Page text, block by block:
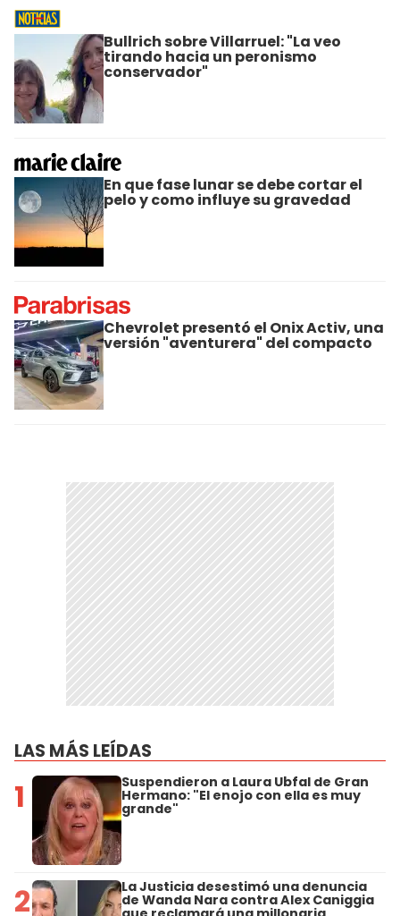
Bullrich sobre Villarruel: "La veo
tirando hacia un peronismo
conservador"
En que fase lunar se debe cortar el
pelo y como influye su gravedad
Chevrolet presentó el Onix Activ, una
versión "aventurera" del compacto
LAS MÁS LEÍDAS
1 Suspendieron a Laura Ubfal de Gran
Hermano: "El enojo con ella es muy
grande"
2 La Justicia desestimó una denuncia
de Wanda Nara contra Alex Caniggia